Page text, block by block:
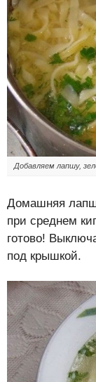
Добавляем лапшу,
Домашняя
при среднем
готово!
под крышкой.